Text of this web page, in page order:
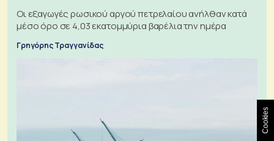
Οι εξαγωγές ρωσικού αργού πετρελαίου ανήλθαν κατά
μέσο όρο σε 4,03 εκατομμύρια βαρέλια την ημέρα
Γρηγόρης Τραγγανίδας
Cookies